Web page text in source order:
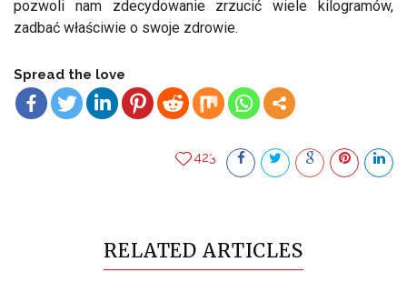
pozwoli nam zdecydowanie zrzucić wiele kilogramów,
zadbać właściwie o swoje zdrowie.
Spread the love
423
RELATED ARTICLES